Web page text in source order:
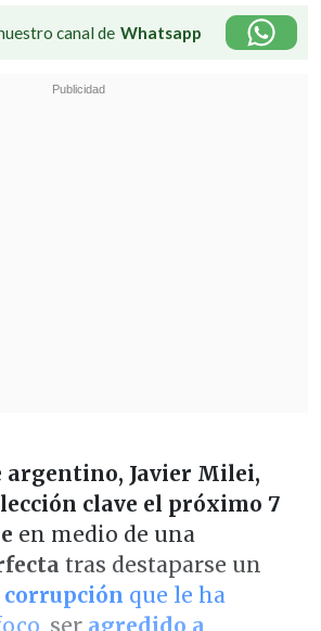
canal de Whatsapp
argentino, Javier Milei,
clave el próximo 7
en medio de una
tras destaparse un
corrupción que le ha
ser agredido a